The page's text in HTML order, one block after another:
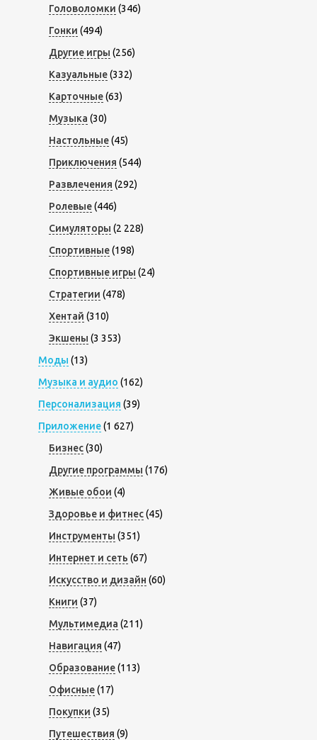
Головоломки (346)
Гонки (494)
Другие игры (256)
Казуальные(332)
Карточные(63)
Музыка (30)
Настольные(45)
Приключения (544)
Развлечения (292)
Ролевые(446)
Симуляторы (2 228)
Спортивные(198)
Спортивные игры (24)
Стратегии (478)
Хентай (310)
Экшены (3 353)
Моды (13)
Музыка и аудио (162)
Персонализация (39)
Приложение(1 627)
Бизнес(30)
Другие программы (176)
Живые обои (4)
Здоровье и фитнес(45)
Инструменты (351)
Интернет и сеть (67)
Искусство и дизайн (60)
Книги (37)
Мультимедиа (211)
Навигация (47)
Образование(113)
Офисные(17)
Покупки (35)
Путешествия (9)